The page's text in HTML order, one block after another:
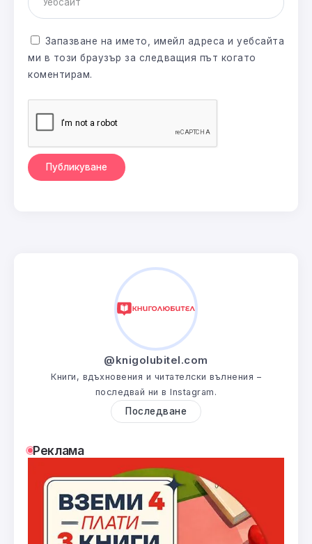
Запазване на името, имейл адреса и уебсайта
ми в този браузър за следващия път когато
коментирам.
@knigolubitel.com
Книги, вдъхновения и читателски вълнения –
последвай ни в Instagram.
Последване
Реклама